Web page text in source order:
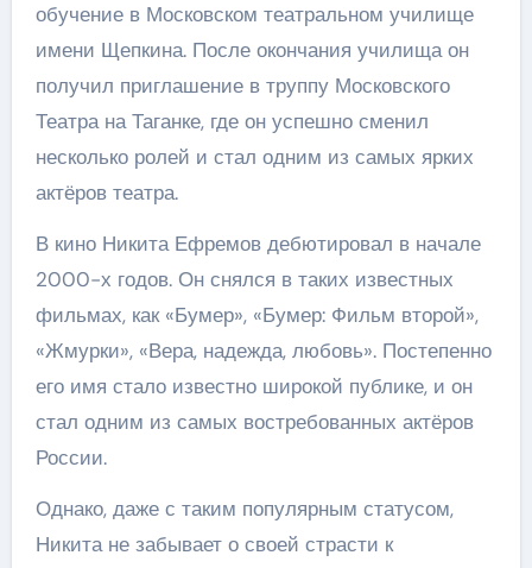
обучение в Московском театральном училище
имени Щепкина. После окончания училища он
получил приглашение в труппу Московского
Театра на Таганке, где он успешно сменил
несколько ролей и стал одним из самых ярких
актёров театра.
В кино Никита Ефремов дебютировал в начале
2000-х годов. Он снялся в таких известных
фильмах, как «Бумер», «Бумер: Фильм второй»,
«Жмурки», «Вера, надежда, любовь». Постепенно
его имя стало известно широкой публике, и он
стал одним из самых востребованных актёров
России.
Однако, даже с таким популярным статусом,
Никита не забывает о своей страсти к